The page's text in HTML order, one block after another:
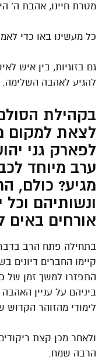
מטרת חיינו, אהבת ה’
כל מעשינו באו כדי
גם בזוגיות, בין איש
להגיע לאהבה השלימה.
בקהילת
לצאת למקום
לפארק גני
ערב מיוחד
מגיע? כולם,
ונשותיהם
אורחים באים
בתחילה פתח הרב
קיימו החברים דיונים
התפזרו למשך זמן של
ביניהם על עניין
לימודי מהזוהר הקדוש
ולאחר מכן קצת
הרבה שמח.